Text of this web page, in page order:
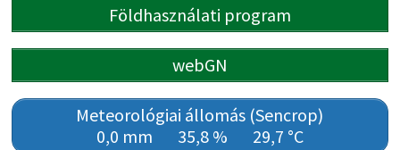
Földhasználati program
webGN
Meteorológiai állomás (Sencrop)
0,0 mm
35,8 % 29,7 °C